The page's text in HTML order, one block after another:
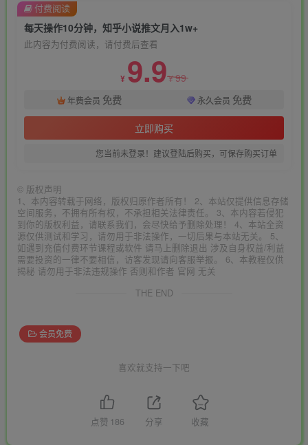
每天操作10分钟，知乎小说推文月入1w+
此内容为付费阅读，请付费后查看
¥ 9.9¥99
年费会员 免费 永久会员 免费
立即购买
您当前未登录！建议登陆后购买，可保存购买订单
付费阅读
© 版权声明
1、本内容转载于网络，版权归原作者所有！ 2、本站仅提供信息存储
空间服务，不拥有所有权，不承担相关法律责任。 3、本内容若侵犯
到你的版权利益，请联系我们，会尽快给予删除处理！ 4、本站全资
源仅供测试和学习，请勿用于非法操作，一切后果与本站无关。 5、
如遇到充值付费环节课程或软件 请马上删除退出 涉及自身权益/利益
需要投资的一律不要相信，访客发现请向客服举报。 6、本教程仅供
揭秘 请勿用于非法违规操作 否则和作者 官网 无关
THE END
会员免费
喜欢就支持一下吧
点赞 186 分享 收藏